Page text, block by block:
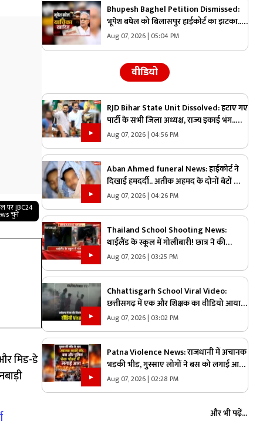
पर IBC24
चुनें
मिड-डे
Bhupesh Baghel Petition Dismissed:
भूपेश बघेल को बिलासपुर हाईकोर्ट का झटका..
ख़ारिज की गई ये याचिका, 2023 विधानसभा
Aug 07, 2026 | 05:04 PM
वीडियो
RJD Bihar State Unit Dissolved: हटाए गए
पार्टी के सभी जिला अध्यक्ष, राज्य इकाई भंग..
उप-चुनाव में मिली करारी हार के बाद लिया गया
बड़ा फैसला..
Aug 07, 2026 | 04:56 PM
Aban Ahmed funeral News: हाईकोर्ट ने
दिखाई हमदर्दी.. अतीक अहमद के दोनों बेटों को
मिली पेरोल.. छोटे भाई अबान के जनाज़े में होंगे
शामिल
Aug 07, 2026 | 04:26 PM
Thailand School Shooting News:
थाईलैंड के स्कूल में गोलीबारी! छात्र ने की
अंधाधुंध फायरिंग, 7 की मौत
Aug 07, 2026 | 03:25 PM
Chhattisgarh School Viral Video:
छत्तीसगढ़ में एक और शिक्षक का वीडियो आया
सामने, दो छात्रों के साथ किया
हैवानियत….CCTV फुटेज वायरल
Aug 07, 2026 | 03:02 PM
Patna Violence News: राजधानी में अचानक
भड़की भीड़, गुस्साए लोगों ने बस को लगाई आग,
पुलिस की गाड़ियों पर भी किया हमला, जानें
किस वजह से मचा हड़कंप
Aug 07, 2026 | 02:28 PM
और भी पढ़ें...